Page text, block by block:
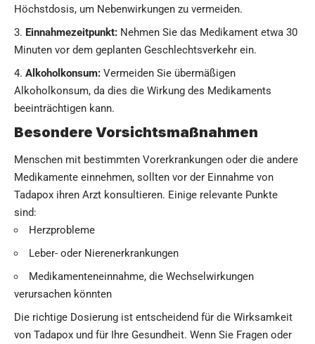
Höchstdosis, um Nebenwirkungen zu vermeiden.
Einnahmezeitpunkt: Nehmen Sie das Medikament etwa 30
Minuten vor dem geplanten Geschlechtsverkehr ein.
Alkoholkonsum: Vermeiden Sie übermäßigen
Alkoholkonsum, da dies die Wirkung des Medikaments
beeinträchtigen kann.
Besondere Vorsichtsmaßnahmen
Menschen mit bestimmten Vorerkrankungen oder die andere
Medikamente einnehmen, sollten vor der Einnahme von
Tadapox ihren Arzt konsultieren. Einige relevante Punkte
sind:
Herzprobleme
Leber- oder Nierenerkrankungen
Medikamenteneinnahme, die Wechselwirkungen
verursachen könnten
Die richtige Dosierung ist entscheidend für die Wirksamkeit
von Tadapox und für Ihre Gesundheit. Wenn Sie Fragen oder